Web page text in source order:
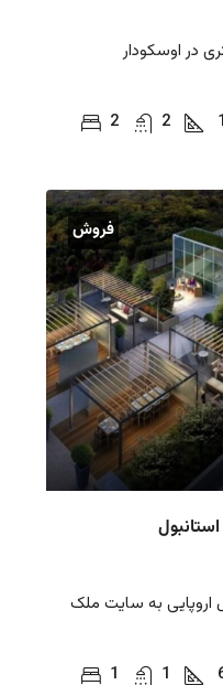
دو خواب 158 متری در اوسکودار
2
2
فروش
اروپایی به سایت ملک
1
1